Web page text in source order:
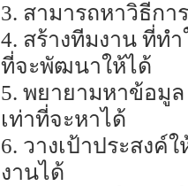
3. สามารถหาวิธีกา
4. สร้างทีมงาน ที่ท
ที่จะพัฒนาให้ได้
5. พยายามหาข้อมูล
เท่าที่จะหาได้
6. วางเป้าประสง
งานได้